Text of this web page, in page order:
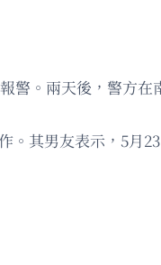
警。兩天後，警方
。其男友表示，5月